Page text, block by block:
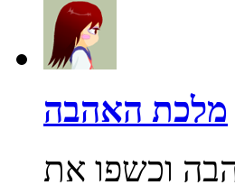
מלכת האהבה